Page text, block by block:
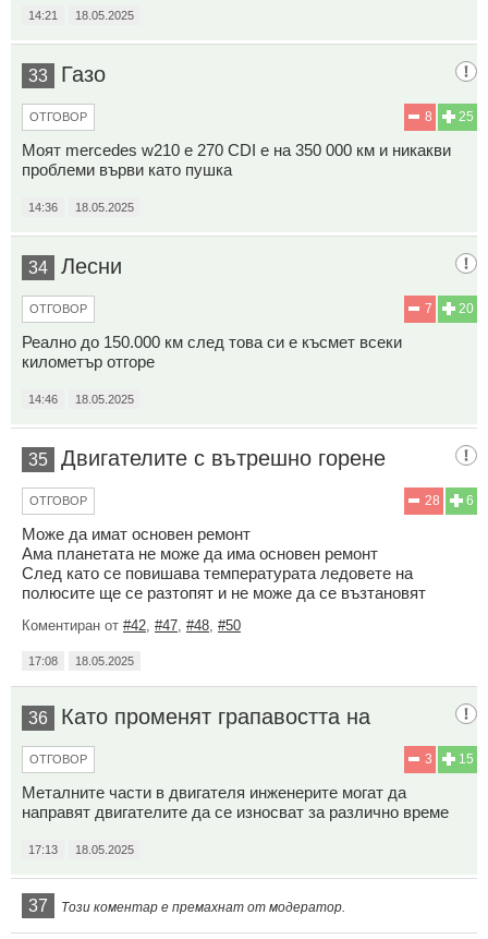
14:21 18.05.2025
33 Газо
25
8
ОТГОВОР
Моят mercedes w210 е 270 CDI е на 350 000 км и никакви
проблеми върви като пушка
14:36 18.05.2025
34 Лесни
20
7
ОТГОВОР
Реално до 150.000 км след това си е късмет всеки
километър отгоре
14:46 18.05.2025
35 Двигателите с вътрешно горене
6
28
ОТГОВОР
Може да имат основен ремонт
Ама планетата не може да има основен ремонт
След като се повишава температурата ледовете на
полюсите ще се разтопят и не може да се възтановят
Коментиран от #42 #47 #48 #50
17:08 18.05.2025
36 Като променят грапавостта на
15
3
ОТГОВОР
Металните части в двигателя инженерите могат да
направят двигателите да се износват за различно време
17:13 18.05.2025
37 Този коментар е премахнат от модератор.